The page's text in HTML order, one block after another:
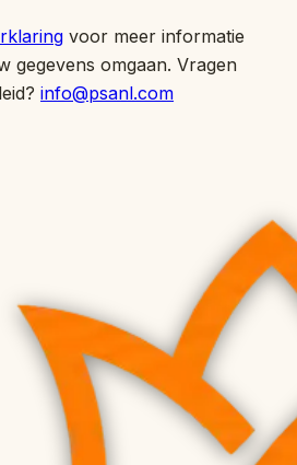
voor meer informatie
gegevens omgaan. Vragen
info@psanl.com